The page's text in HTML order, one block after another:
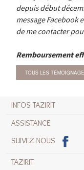
depuis début
message Facebook
de me contacter
Remboursement
TOUS LES
INFOS TAZIRIT
ASSISTANCE
SUIVEZ-NOUS
TAZIRIT